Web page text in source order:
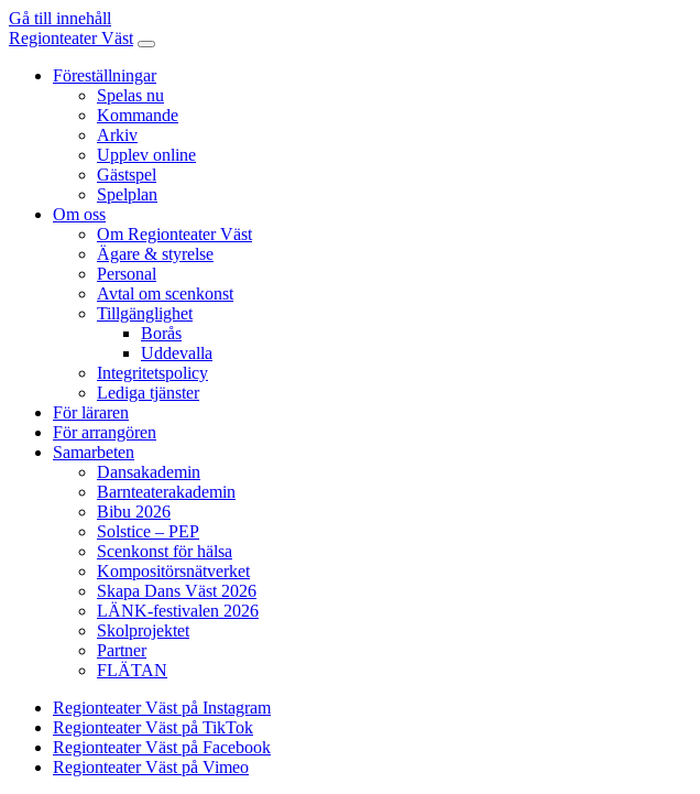
Gå till innehåll
Regionteater Väst
Föreställningar
Spelas nu
Kommande
Arkiv
Upplev online
Gästspel
Spelplan
Om oss
Om Regionteater Väst
Ägare & styrelse
Personal
Avtal om scenkonst
Tillgänglighet
Borås
Uddevalla
Integritetspolicy
Lediga tjänster
För läraren
För arrangören
Samarbeten
Dansakademin
Barnteaterakademin
Bibu 2026
Solstice – PEP
Scenkonst för hälsa
Kompositörsnätverket
Skapa Dans Väst 2026
LÄNK-festivalen 2026
Skolprojektet
Partner
FLÄTAN
Regionteater Väst på Instagram
Regionteater Väst på TikTok
Regionteater Väst på Facebook
Regionteater Väst på Vimeo